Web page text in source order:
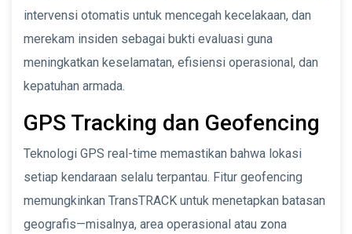
intervensi otomatis untuk mencegah kecelakaan, dan
merekam insiden sebagai bukti evaluasi guna
meningkatkan keselamatan, efisiensi operasional, dan
kepatuhan armada.
GPS Tracking dan Geofencing
Teknologi GPS real-time memastikan bahwa lokasi
setiap kendaraan selalu terpantau. Fitur geofencing
memungkinkan TransTRACK untuk menetapkan batasan
geografis—misalnya, area operasional atau zona